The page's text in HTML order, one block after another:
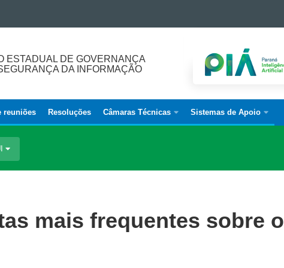
ESTADUAL DE GOVERNANÇA
DA INFORMAÇÃO
reuniões Resoluções Câmaras Técnicas Sistemas de Apoio
mais frequentes sobre o